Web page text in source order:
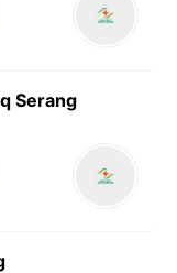
Serang